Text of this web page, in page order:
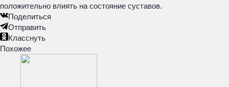
положительно влиять на состояние суставов.
Поделиться
Отправить
Класснуть
Похожее